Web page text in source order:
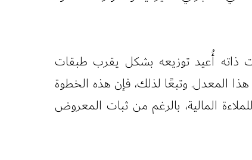
ذاته أُعيد توزيعه بشكل يقرب طبقات
المعدل. وتبعًا لذلك، فإن هذه الخطوة
المالية، بالرغم من ثبات المعروض